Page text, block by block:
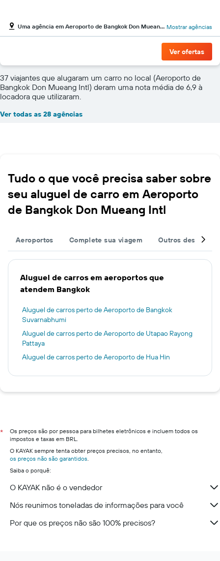
Uma agência em Aeroporto de Bangkok Don Mueang Intl Mostrar agências
Ver ofertas
37 viajantes que alugaram um carro no local (Aeroporto de
Bangkok Don Mueang Intl) deram uma nota média de 6,9 à
locadora que utilizaram.
Ver todas as 28 agências
Tudo o que você precisa saber sobre
seu aluguel de carro em Aeroporto
de Bangkok Don Mueang Intl
Aeroportos Complete sua viagem Outros destinos
Aluguel de carros em aeroportos que
atendem Bangkok
Aluguel de carros perto de Aeroporto de Bangkok
Suvarnabhumi
Aluguel de carros perto de Aeroporto de Utapao Rayong
Pattaya
Aluguel de carros perto de Aeroporto de Hua Hin
*
Os preços são por pessoa para bilhetes eletrônicos e incluem todos os
impostos e taxas em BRL.
O KAYAK sempre tenta obter preços precisos, no entanto,
os preços não são garantidos
Saiba o porquê:
O KAYAK não é o vendedor
Nós reunimos toneladas de informações para você
Por que os preços não são 100% precisos?